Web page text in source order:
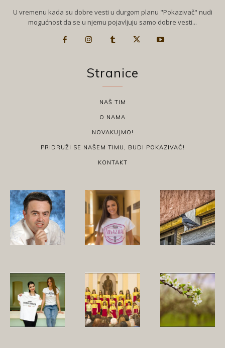
U vremenu kada su dobre vesti u durgom planu "Pokazivač" nudi
mogućnost da se u njemu pojavljuju samo dobre vesti...
Stranice
NAŠ TIM
O NAMA
NOVAKUJMO!
PRIDRUŽI SE NAŠEM TIMU, BUDI POKAZIVAČ!
KONTAKT